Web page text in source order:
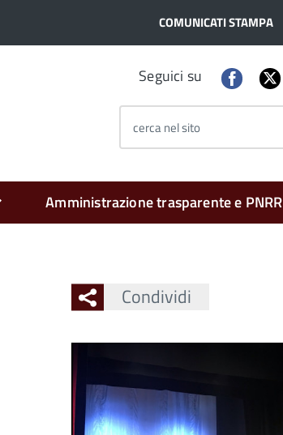
COMUNICATI STAMPA
Seguici su
cerca nel sito
Amministrazione trasparente e PNRR
Condividi
l'immagine